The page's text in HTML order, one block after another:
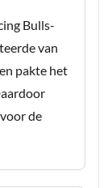
Bulls-
van
pakte het
de